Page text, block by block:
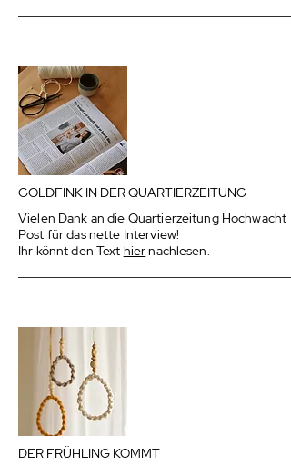
GOLDFINK IN DER QUARTIERZEITUNG
Vielen Dank an die Quartierzeitung Hochwacht
Post für das nette Interview!
Ihr könnt den Text hiernachlesen.
DER FRÜHLING KOMMT